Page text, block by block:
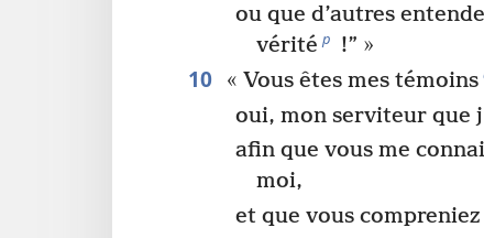
ou que d’autres
vérité p !” »
10 « Vous êtes mes témoins
oui, mon serviteur que
afin que vous me
moi,
et que vous